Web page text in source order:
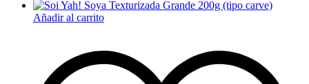
Añadir al carrito